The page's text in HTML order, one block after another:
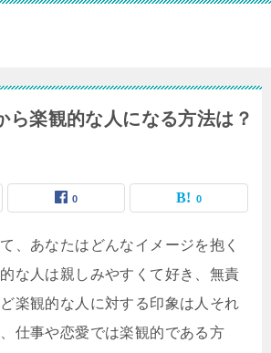
ら楽観的な人になる方法は？
0 0
、あなたはどんなイメージを抱く
な人は親しみやすくて好き、無責
楽観的な人に対する印象は人それ
仕事や恋愛では楽観的である方